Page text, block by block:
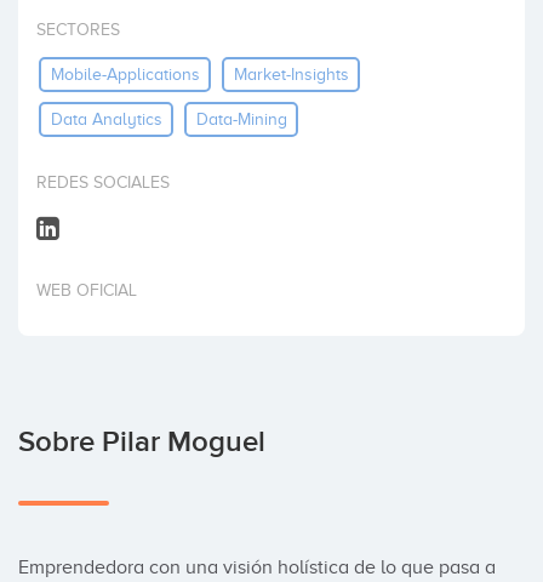
Invertir
SECTORES
Mobile-Applications Market-Insights
Data Analytics Data-Mining
REDES SOCIALES
WEB OFICIAL
Sobre Pilar Moguel
Emprendedora con una visión holística de lo que pasa a